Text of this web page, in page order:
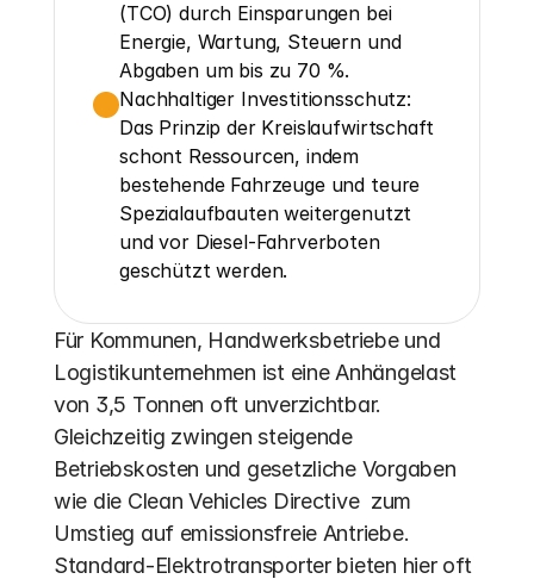
(TCO) durch Einsparungen bei
Energie, Wartung, Steuern und
Abgaben um bis zu 70 %.
Nachhaltiger Investitionsschutz:
Das Prinzip der Kreislaufwirtschaft
schont Ressourcen, indem
bestehende Fahrzeuge und teure
Spezialaufbauten weitergenutzt
und vor Diesel-Fahrverboten
geschützt werden.
Für Kommunen, Handwerksbetriebe und
Logistikunternehmen ist eine Anhängelast
von 3,5 Tonnen oft unverzichtbar.
Gleichzeitig zwingen steigende
Betriebskosten und gesetzliche Vorgaben
wie die Clean Vehicles Directive  zum
Umstieg auf emissionsfreie Antriebe.
Standard-Elektrotransporter bieten hier oft